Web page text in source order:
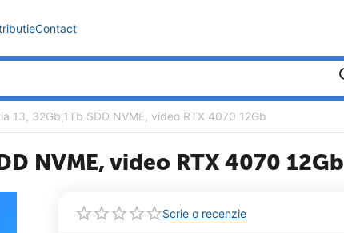
Contact
13, 32Gb,1Tb SDD NVME, video RTX 4070 12Gb
NVME, video RTX 4070 12Gb
Scrie o recenzie